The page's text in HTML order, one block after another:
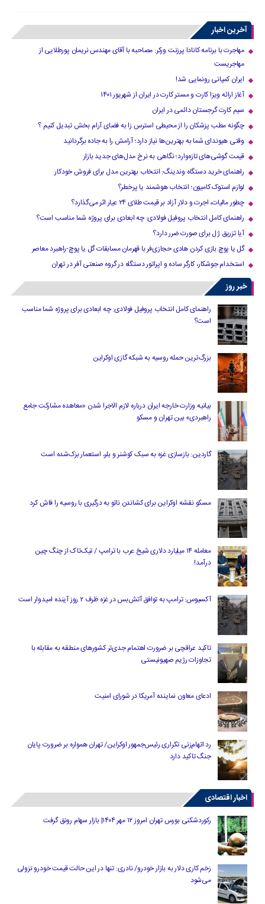
آخرین اخبار
مهاجرت با برنامه کانادا پرزنت ورکر: مصاحبه با آقای مهندس نریمان پورطلایی از
مهاجریست
ایران کمپانی رونمایی شد!
آغاز ارائه ویزا کارت و مستر کارت در ایران از شهریور ۱۴۰۱
سیم کارت گرجستان دائمی در ایران
چگونه مطب پزشکان را از محیطی استرس زا به فضای آرام بخش تبدیل کنیم ؟
وقتی هیوندای شما به بهترین‌ها نیاز دارد؛ آرامش را به جاده برگردانید
قیمت گوشی‌های تازه‌وارد؛ نگاهی به نرخ مدل‌های جدید بازار
راهنمای خرید دستگاه وندینگ: انتخاب بهترین مدل برای فروش خودکار
لوازم استوک کامیون؛ انتخاب هوشمند یا پرخطر؟
چطور مالیات، اجرت و دلار آزاد بر قیمت طلای ۲۴ عیار اثر می‌گذارد؟
راهنمای کامل انتخاب پروفیل فولادی: چه ابعادی برای پروژه شما مناسب است؟
آیا تزریق ژل برای صورت ضرر دارد​؟
گل یا پوچ بازی کردن هادی حجازی‌فر با قهرمان مسابقات گل یا پوچ-راهبرد معاصر
استخدام جوشکار، کارگر ساده و اپراتور دستگاه در گروه صنعتی آفر در تهران
خبر روز
راهنمای کامل انتخاب پروفیل فولادی: چه ابعادی برای پروژه شما مناسب
است؟
بزرگ‌ترین حمله روسیه به شبکه گازی اوکراین
بیانیه وزارت خارجه ایران درباره لازم‌ الاجرا شدن «معاهده مشارکت جامع
راهبردی» بین تهران و مسکو
گاردین: بازسازی غزه به سبک کوشنر و بلر، استعمار بزک‌شده است
مسکو نقشه اوکراین برای کشاندن ناتو به درگیری با روسیه را فاش کرد
معامله ۱۴ میلیارد دلاری شیخ عرب با ترامپ / تیک‌تاک از چنگ چین
درآمد!
آکسیوس: ترامپ به توافق آتش‌بس در غزه ظرف ۲ روز آینده امیدوار است
تاکید عراقچی بر ضرورت اهتمام جدی‌تر کشورهای منطقه به مقابله با
تجاوزات رژیم صهیونیستی
ادعای معاون نماینده آمریکا در شورای امنیت
رد اتهام‌زنی تکراری رئیس‌جمهور اوکراین/ تهران همواره بر ضرورت پایان
جنگ تاکید دارد
اخبار اقتصادی
رکوردشکنی بورس تهران امروز ۱۲ مهر ۱۴۰۴| بازار سهام رونق گرفت
زخم کاری دلار به بازار خودرو/ نادری: تنها در این حالت قیمت خودرو نزولی
می‌شود